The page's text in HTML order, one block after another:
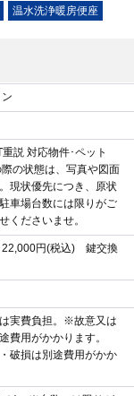
温水洗浄暖房便座
説 対応物件･ペット
の状態は、写真や図面
現状優先につき、原状
車場台数には限りがご
くださいませ。
22,000円(税込) 鍵交換
実費負担。※故意又は
費用がかかります。
破損は別途費用がかか